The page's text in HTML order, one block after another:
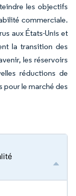
les objectifs
commerciale.
aux États-Unis et
la transition des
les réservoirs
réductions de
pour le marché des